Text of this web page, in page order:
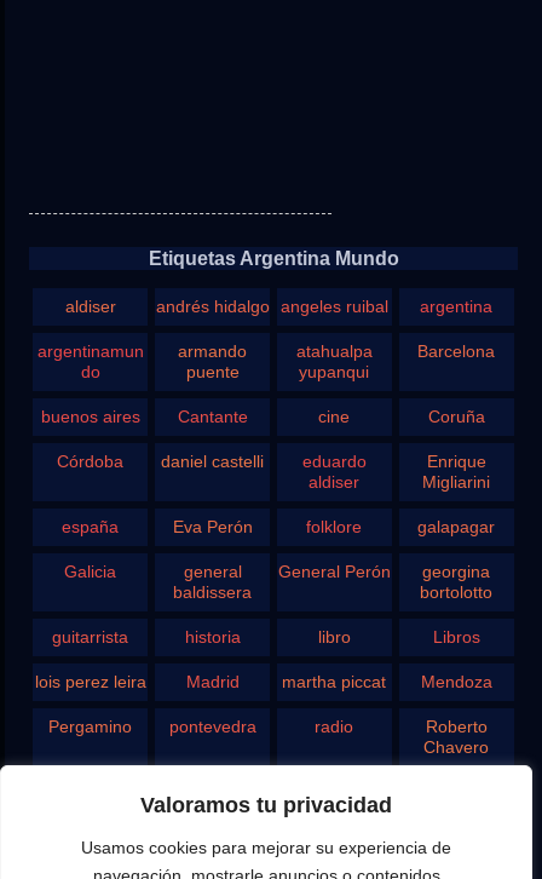
Valoramos tu privacidad
Usamos cookies para mejorar su experiencia de
Etiquetas Argentina Mundo
aldiser andrés hidalgo angeles ruibal argentina
argentinamun
do
armando
puente
atahualpa
yupanqui
Barcelona
buenos aires Cantante cine Coruña
Córdoba daniel castelli
eduardo
aldiser
Enrique
Migliarini
españa Eva Perón folklore galapagar
Galicia
general
baldissera
General Perón
georgina
bortolotto
guitarrista historia libro Libros
lois perez leira Madrid martha piccat Mendoza
Pergamino pontevedra radio
Roberto
Chavero
san juan
Tango teatro television vigo